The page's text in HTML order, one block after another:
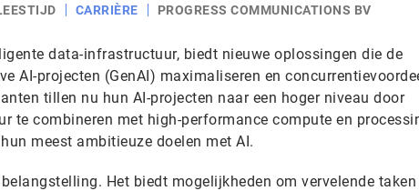
CARRIÈRE PROGRESS COMMUNICATIONS BV
data-infrastructuur, biedt nieuwe oplossingen die de
AI-projecten (GenAI) maximaliseren en
tillen nu hun AI-projecten naar een hoger niveau door
te combineren met high-performance compute en
meest ambitieuze doelen met AI.
Het biedt mogelijkheden om vervelende taken